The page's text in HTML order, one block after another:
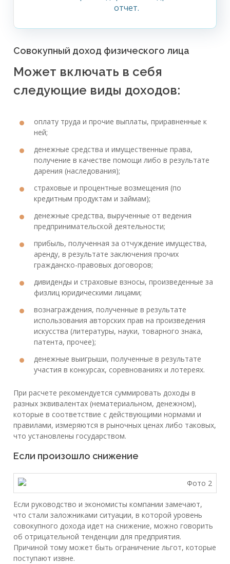
отчет.
Совокупный доход физического лица
Может включать в себя
следующие виды доходов:
оплату труда и прочие выплаты, приравненные к
ней;
денежные средства и имущественные права,
получение в качестве помощи либо в результате
дарения (наследования);
страховые и процентные возмещения (по
кредитным продуктам и займам);
денежные средства, вырученные от ведения
предпринимательской деятельности;
прибыль, полученная за отчуждение имущества,
аренду, в результате заключения прочих
гражданско-правовых договоров;
дивиденды и страховые взносы, произведенные за
физлиц юридическими лицами;
вознаграждения, полученные в результате
использования авторских прав на произведения
искусства (литературы, науки, товарного знака,
патента, прочее);
денежные выигрыши, полученные в результате
участия в конкурсах, соревнованиях и лотереях.
При расчете рекомендуется суммировать доходы в
разных эквивалентах (нематериальном, денежном),
которые в соответствие с действующими нормами и
правилами, измеряются в рыночных ценах либо таковых,
что установлены государством.
Если произошло снижение
Если руководство и экономисты компании замечают,
что стали заложниками ситуации, в которой уровень
совокупного дохода идет на снижение, можно говорить
об отрицательной тенденции для предприятия.
Причиной тому может быть ограничение льгот, которые
поступают извне.